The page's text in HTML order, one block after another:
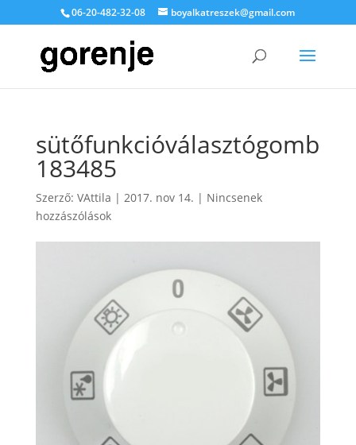
06-20-482-32-08 boyalkatreszek@gmail.com
sütőfunkcióválasztógomb
183485
Szerző: VAttila | 2017. nov 14. | Nincsenek
hozzászólások